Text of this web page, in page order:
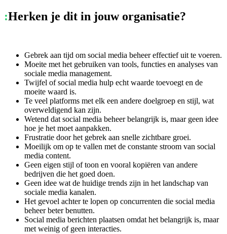
:Herken je dit in jouw organisatie?
Gebrek aan tijd om social media beheer effectief uit te voeren.
Moeite met het gebruiken van tools, functies en analyses van
sociale media management.
Twijfel of social media hulp echt waarde toevoegt en de
moeite waard is.
Te veel platforms met elk een andere doelgroep en stijl, wat
overweldigend kan zijn.
Wetend dat social media beheer belangrijk is, maar geen idee
hoe je het moet aanpakken.
Frustratie door het gebrek aan snelle zichtbare groei.
Moeilijk om op te vallen met de constante stroom van social
media content.
Geen eigen stijl of toon en vooral kopiëren van andere
bedrijven die het goed doen.
Geen idee wat de huidige trends zijn in het landschap van
sociale media kanalen.
Het gevoel achter te lopen op concurrenten die social media
beheer beter benutten.
Social media berichten plaatsen omdat het belangrijk is, maar
met weinig of geen interacties.